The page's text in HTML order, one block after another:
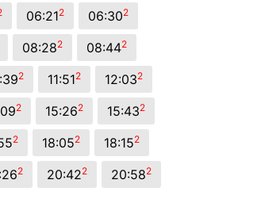
06:212 06:302
08:282 08:442
2 11:512 12:032
2 15:262 15:432
2 18:052 18:152
2 20:422 20:582